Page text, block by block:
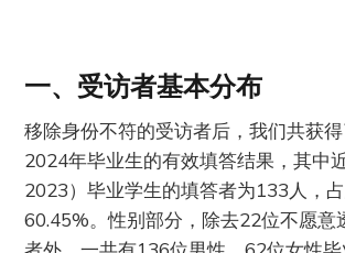
一、受访者基本分布
移除身份不符的受访者后，我们共获
2024年毕业生的有效填答结果，其中
2023）毕业学生的填答者为133人，
60.45%。性别部分，除去22位不愿意